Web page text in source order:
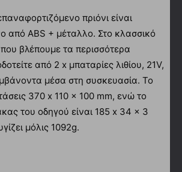
πριόνι είναι
από ABS + μέταλλο. Στο κλασσικό
βλέπουμε τα περισσότερα
από 2 x μπαταρίες λιθίου, 21V,
μέσα στη συσκευασία. Το
370 x 110 x 100 mm, ενώ το
του οδηγού είναι 185 x 34 x 3
μόλις 1092g.